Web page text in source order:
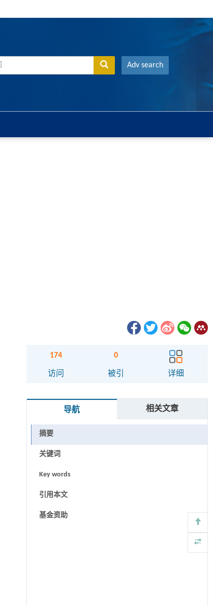
Adv search
174
访问
0
被引 详细
导航 相关文章
摘要
关键词
Key words
引用本文
基金资助